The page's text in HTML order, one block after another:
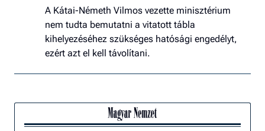
A Kátai-Németh Vilmos vezette minisztérium
nem tudta bemutatni a vitatott tábla
kihelyezéséhez szükséges hatósági engedélyt,
ezért azt el kell távolítani.